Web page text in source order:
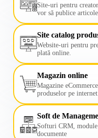
Site-uri pentru
vor să publice articole
Site catalog
Website-uri pentru
plată online.
Magazin online
Magazine
produselor pe internet.
Soft de
Softuri CRM, module
documente